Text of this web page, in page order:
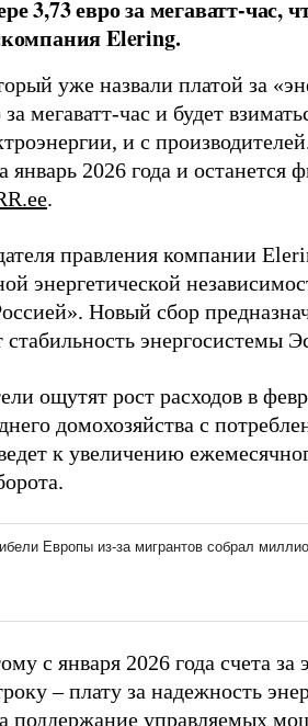
3,73 евро за мегаватт-час,
Elering.
уже назвали платой за
мегаватт-час и будет
и с
январь 2026 года и
.
правления компании
энергетической
Новый сбор
стабильность энергосистемы
ощутят рост расходов в
домохозяйства с
к увеличению
с января 2026 года счета за
– плату за надежность
поддержание управляемых